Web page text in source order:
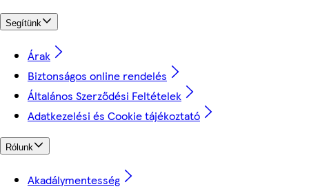
Segítünk
Árak
Biztonságos online rendelés
Általános Szerződési Feltételek
Adatkezelési és Cookie tájékoztató
Rólunk
Akadálymentesség